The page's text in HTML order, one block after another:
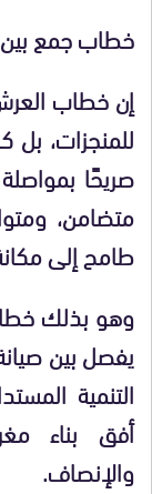
خطاب جمع بين
إن خطاب
للمنجزات، بل
صريحًا
متضامن،
طامح إلى
وهو بذلك
يفصل بين
التنمية
أفق بناء
والإنصاف.